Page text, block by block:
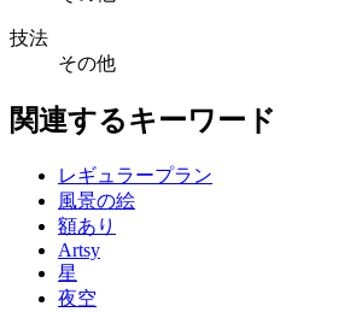
技法
その他
関連するキーワード
レギュラープラン
風景の絵
額あり
Artsy
星
夜空